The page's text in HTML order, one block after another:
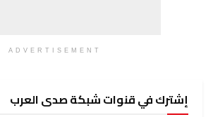
ADVERTISEMENT
إشترك في قنوات شبكة صدى العرب